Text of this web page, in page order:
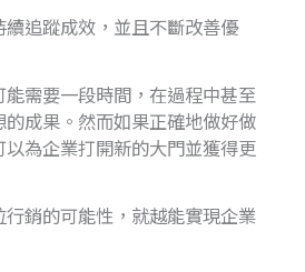
追蹤成效，並且不斷改善優
需要一段時間，在過程中甚至
成果。然而如果正確地做好做
為企業打開新的大門並獲得更
銷的可能性，就越能實現企業